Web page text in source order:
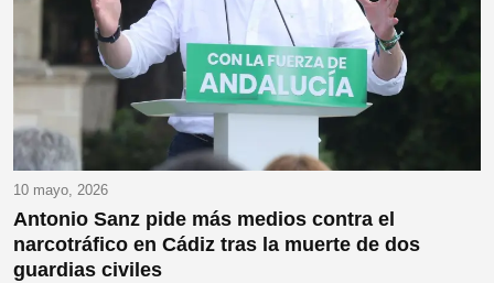
10 mayo, 2026
Antonio Sanz pide más medios contra el
narcotráfico en Cádiz tras la muerte de dos
guardias civiles